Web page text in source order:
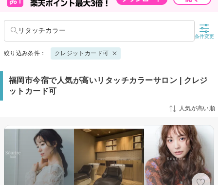
リタッチカラー
条件変更
絞り込み条件： クレジットカード可
福岡市今宿で人気が高いリタッチカラーサロン | クレジ
ットカード可
人気が高い順